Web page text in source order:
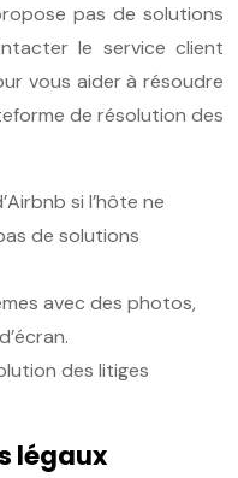
pas de solutions
le service client
vous aider à résoudre
de résolution des
si l’hôte ne
de solutions
avec des photos,
des litiges
légaux